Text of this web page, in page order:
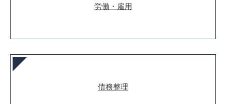
労働・雇用
債務整理